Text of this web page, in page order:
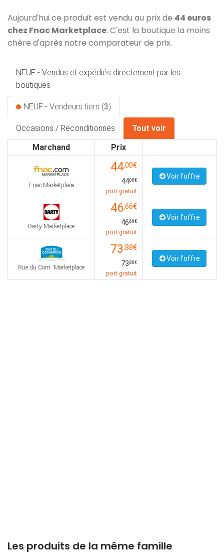
Aujourd'hui ce produit est vendu au prix de 44 euros
chez Fnac Marketplace. C'est la boutique la moins
chère d'après notre comparateur de prix.
NEUF - Vendus et expédiés directement par les
boutiques
NEUF - Vendeurs tiers (3)
Occasions / Reconditionnés
Tout voir
Marchand
Prix
Fnac Marketplace
44,00€
44,00€
port gratuit
Voir l'offre
Darty Marketplace
46,66€
46,66€
port gratuit
Voir l'offre
Rue du Com. Marketplace
73,88€
73,88€
port gratuit
Voir l'offre
Les produits de la même famille